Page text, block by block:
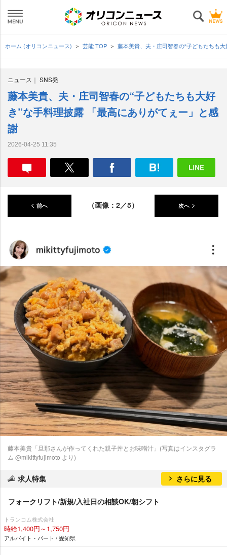
ホーム (オリコンニュース) 芸能 TOP 藤本美貴、夫・庄司智春の“子どもたちも
ニュース SNS発
藤本美貴、夫・庄司智春の“子どもたちも大好
き”な手料理披露 「最高にありがてぇー」と感
謝
2026-04-25 11:35
前へ （画像：2／5） 次へ
藤本美貴「旦那さんが作ってくれた親子丼とお味噌汁」(写真はインスタグラ
ム @mikittyfujimoto より)
求人特集 さらに見る
フォークリフト/新規/入社日の相談OK/朝シフト
トランコム株式会社
時給1,400円～1,750円
アルバイト・パート / 愛知県